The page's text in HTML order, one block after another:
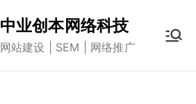
中业创本网络科技
网站建设 | SEM | 网络推广